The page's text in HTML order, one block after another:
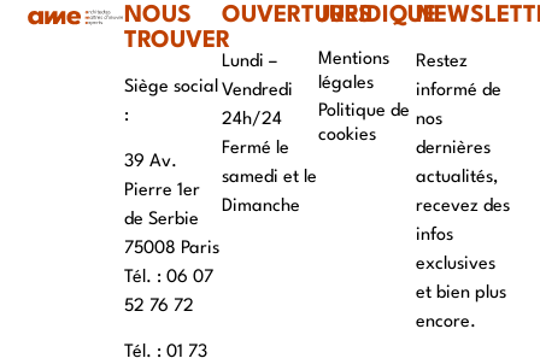
NOUS
TROUVER
Siège social
:
39 Av.
Pierre 1er
de Serbie
75008 Paris
Tél. : ‭06 07
52 76 72
Tél. : 01 73
OUVERTURES
Lundi –
Vendredi
24h/24
Fermé le
samedi et le
Dimanche
JURIDIQUE
Mentions
légales
Politique de
cookies
Restez
informé de
nos
dernières
actualités,
recevez des
infos
exclusives
et bien plus
encore.